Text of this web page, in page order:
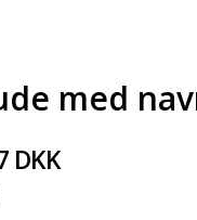
med
DKK